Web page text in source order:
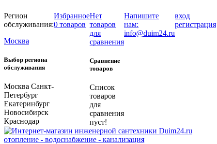
Регион
обслуживания:
Москва
Выбор региона
обслуживания
Москва Санкт-
Петербург
Екатеринбург
Новосибирск
Краснодар
Избранное
0 товаров
Нет
товаров
для
сравнения
Сравнение
товаров
Список
товаров
для
сравнения
пуст!
Напишите
нам:
info@duim24.ru
вход
регистрация
отопление - водоснабжение - канализация